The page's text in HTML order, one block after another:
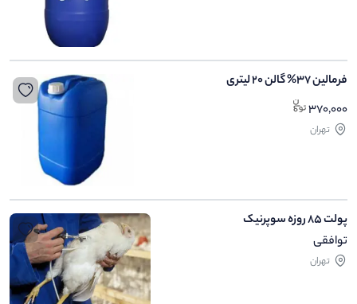
فرمالین 37% گالن 20 لیتری
370,000
تهران
پولت 85 روزه سوپرنیک
توافقی
تهران